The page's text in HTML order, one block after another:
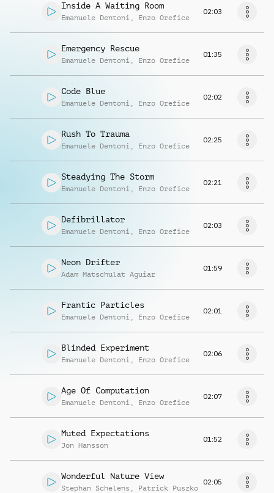
Inside A Waiting Room
Emanuele Dentoni , Enzo Orefice
02:03
Emergency Rescue
Emanuele Dentoni , Enzo Orefice
01:35
Code Blue
Emanuele Dentoni , Enzo Orefice
02:02
Rush To Trauma
Emanuele Dentoni , Enzo Orefice
02:25
Steadying The Storm
Emanuele Dentoni , Enzo Orefice
02:21
Defibrillator
Emanuele Dentoni , Enzo Orefice
02:03
Neon Drifter
Adam Matschulat Aguiar
01:59
Frantic Particles
Emanuele Dentoni , Enzo Orefice
02:01
Blinded Experiment
Emanuele Dentoni , Enzo Orefice
02:06
Age Of Computation
Emanuele Dentoni , Enzo Orefice
02:07
Muted Expectations
Jon Hansson
01:52
Wonderful Nature View
Stephan Schelens , Patrick Puszko
02:05